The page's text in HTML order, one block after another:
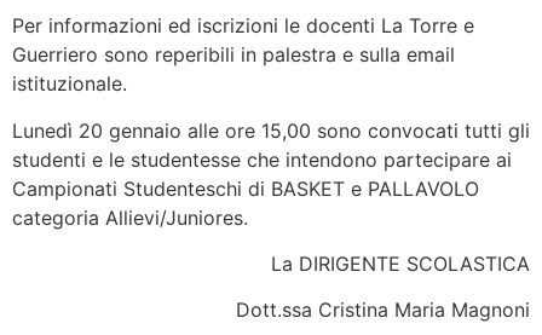
Per informazioni ed iscrizioni le docenti La Torre e
Guerriero sono reperibili in palestra e sulla email
istituzionale.
Lunedì 20 gennaio alle ore 15,00 sono convocati tutti gli
studenti e le studentesse che intendono partecipare ai
Campionati Studenteschi di BASKET e PALLAVOLO
categoria Allievi/Juniores.
La DIRIGENTE SCOLASTICA
Dott.ssa Cristina Maria Magnoni